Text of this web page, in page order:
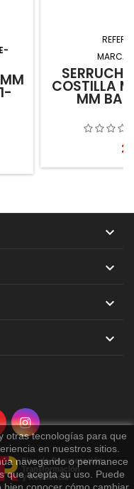
MARCA:
COSTILLA
MM




otras tecnologías para que
en nuestros sitios.
navegando o permanece
que acepta su uso. Puede